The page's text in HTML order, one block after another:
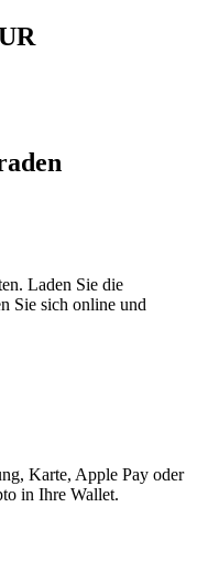
Laden Sie die
Sie sich online und
Karte, Apple Pay oder
in Ihre Wallet.